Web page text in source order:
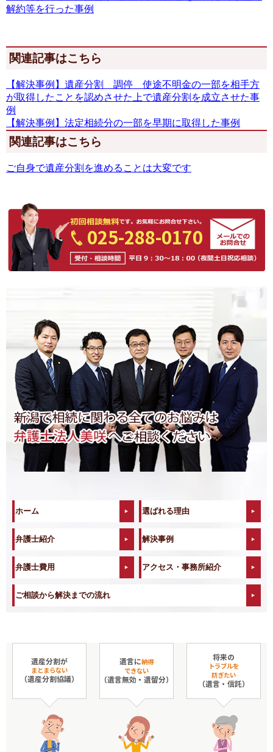
解約等を行った事例
関連記事はこちら
【解決事例】遺産分割 調停 使途不明金の一部を相手方
が取得したことを認めさせた上で遺産分割を成立させた事
例
【解決事例】法定相続分の一部を早期に取得した事例
関連記事はこちら
ご自身で遺産分割を進めることは大変です
025-288-0170
ホーム 選ばれる理由
弁護士紹介 解決事例
弁護士費用 アクセス・事務所紹介
ご相談から解決までの流れ
遺産分割が
まとまらない
（遺産分割協議）
遺言に納得
できない
（遺言無効・遺留分）
将来の
トラブルを
防ぎたい
（遺言・信託）